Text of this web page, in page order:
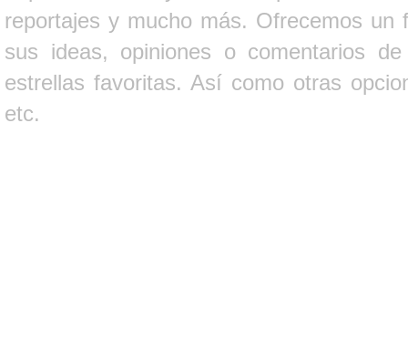
reportajes y mucho más. Ofrecemos un
sus ideas, opiniones o comentarios
estrellas favoritas. Así como otras
etc.